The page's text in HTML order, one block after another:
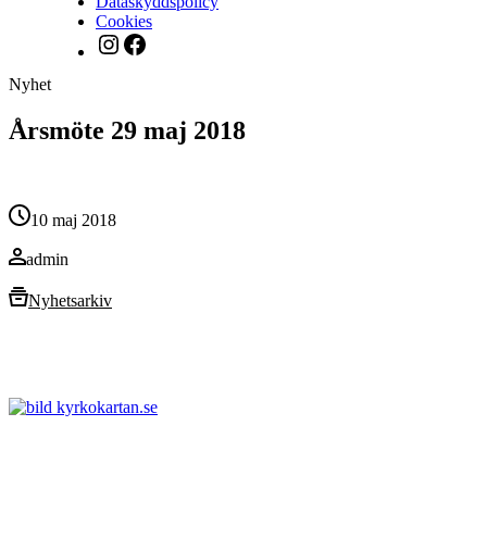
Cookies
Instagram
Facebook
Nyhet
Årsmöte 29 maj 2018
10 maj 2018
admin
Nyhetsarkiv